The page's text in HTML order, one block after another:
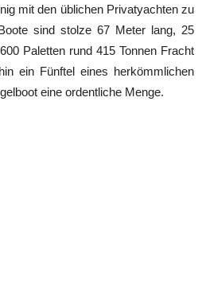
mit den üblichen Privatyachten zu
sind stolze 67 Meter lang, 25
Paletten rund 415 Tonnen Fracht
ein Fünftel eines herkömmlichen
eine ordentliche Menge.